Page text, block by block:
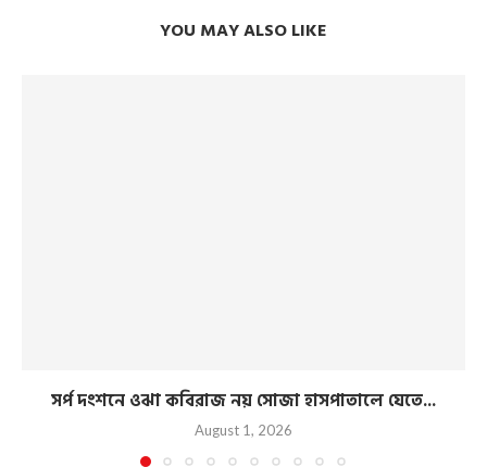
YOU MAY ALSO LIKE
সর্প দংশনে ওঝা কবিরাজ নয় সোজা হাসপাতালে যেতে...
August 1, 2026